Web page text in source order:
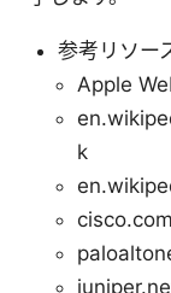
参考リソー
Apple
k
cisco.com